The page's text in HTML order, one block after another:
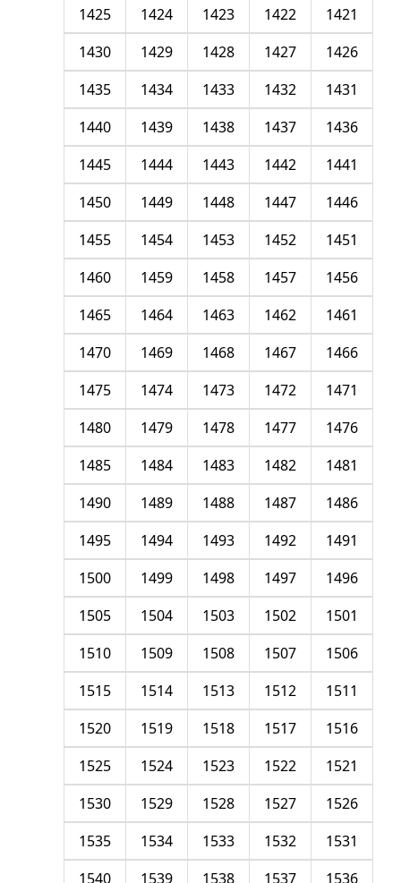
1421
1422
1423
1424
1425
1426
1427
1428
1429
1430
1431
1432
1433
1434
1435
1436
1437
1438
1439
1440
1441
1442
1443
1444
1445
1446
1447
1448
1449
1450
1451
1452
1453
1454
1455
1456
1457
1458
1459
1460
1461
1462
1463
1464
1465
1466
1467
1468
1469
1470
1471
1472
1473
1474
1475
1476
1477
1478
1479
1480
1481
1482
1483
1484
1485
1486
1487
1488
1489
1490
1491
1492
1493
1494
1495
1496
1497
1498
1499
1500
1501
1502
1503
1504
1505
1506
1507
1508
1509
1510
1511
1512
1513
1514
1515
1516
1517
1518
1519
1520
1521
1522
1523
1524
1525
1526
1527
1528
1529
1530
1531
1532
1533
1534
1535
1536
1537
1538
1539
1540